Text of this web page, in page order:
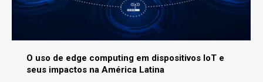
O uso de edge computing em dispositivos IoT e
seus impactos na América Latina